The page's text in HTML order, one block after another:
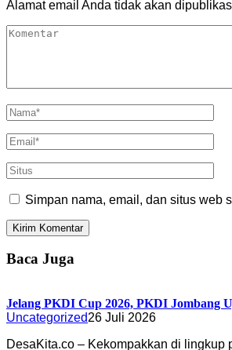
Alamat email Anda tidak akan
Simpan nama, email, dan situs web
Baca Juga
Jelang PKDI Cup 2026, PKDI Jombang
Uncategorized26 Juli 2026
DesaKita.co – Kekompakkan di